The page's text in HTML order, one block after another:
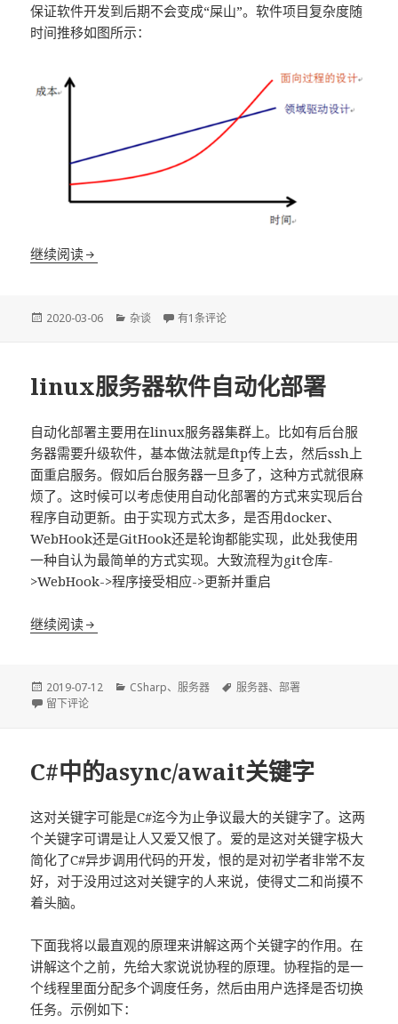
保证软件开发到后期不会变成“屎山”。软件项目复杂度随
时间推移如图所示：
继续阅读以正确方式理解DDD（领域驱动设计）本质
发
2020-03-06
分
杂谈 以正确方式理解DDD（领域驱动设计）本质
有1条评论
linux服务器软件自动化部署
自动化部署主要用在linux服务器集群上。比如有后台服
务器需要升级软件，基本做法就是ftp传上去，然后ssh上
面重启服务。假如后台服务器一旦多了，这种方式就很麻
烦了。这时候可以考虑使用自动化部署的方式来实现后台
程序自动更新。由于实现方式太多，是否用docker、
WebHook还是GitHook还是轮询都能实现，此处我使用
一种自认为最简单的方式实现。大致流程为git仓库-
>WebHook->程序接受相应->更新并重启
继续阅读linux服务器软件自动化部署
发
布
2019-07-12
分
CSharp、服务器
标
服务器、部署
于linux服务器软件自动化部署
留下评论
C#中的async/await关键字
这对关键字可能是C#迄今为止争议最大的关键字了。这两
个关键字可谓是让人又爱又恨了。爱的是这对关键字极大
简化了C#异步调用代码的开发，恨的是对初学者非常不友
好，对于没用过这对关键字的人来说，使得丈二和尚摸不
着头脑。
下面我将以最直观的原理来讲解这两个关键字的作用。在
讲解这个之前，先给大家说说协程的原理。协程指的是一
个线程里面分配多个调度任务，然后由用户选择是否切换
任务。示例如下：